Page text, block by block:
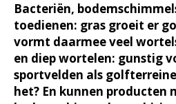
Bacteriën,
toedienen: gras groeit er
vormt daarmee veel
en diep wortelen: gunstig
sportvelden als
het? En kunnen producten